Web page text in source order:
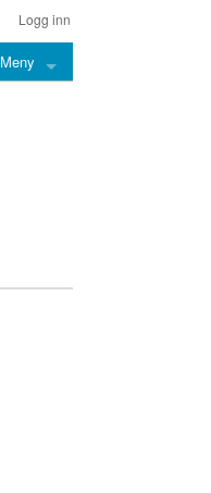
Logg inn
Meny
Stemming